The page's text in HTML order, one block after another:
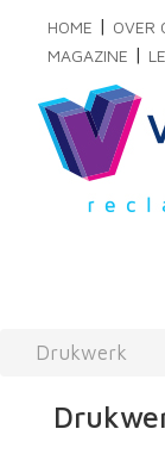
HOME | OVER
MAGAZINE |
Drukwerk